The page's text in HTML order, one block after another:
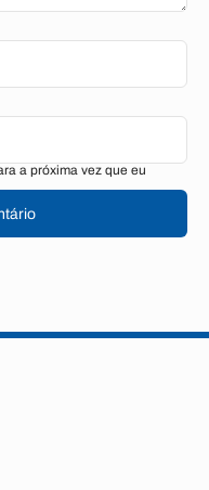
a próxima vez que eu